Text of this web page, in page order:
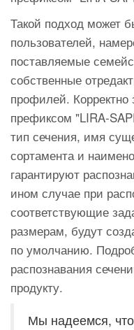
Такой подход может
пользователей,
поставляемые
собственные
профилей.
префиксом "LIRA-
тип сечения, имя
сортамента и
гарантируют
ином случае при
соответствующие
размерам, будут
по умолчанию.
распознавания
продукту.
Мы надеемся,